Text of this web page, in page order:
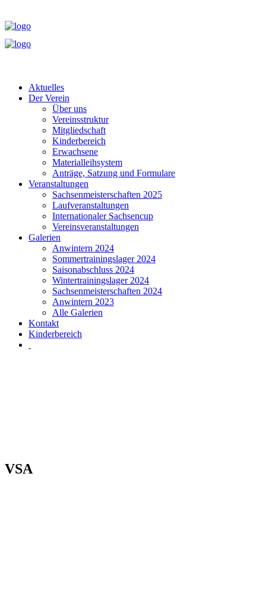
Aktuelles
Der Verein
Über uns
Vereinsstruktur
Mitgliedschaft
Kinderbereich
Erwachsene
Materialleihsystem
Anträge, Satzung und Formulare
Veranstaltungen
Sachsenmeisterschaften 2025
Laufveranstaltungen
Internationaler Sachsencup
Vereinsveranstaltungen
Galerien
Anwintern 2024
Sommertrainingslager 2024
Saisonabschluss 2024
Wintertrainingslager 2024
Sachsenmeisterschaften 2024
Anwintern 2023
Alle Galerien
Kontakt
Kinderbereich
Category:
VSA